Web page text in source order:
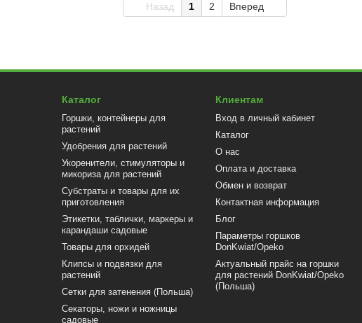
Назад 1 2 Вперед
Каталог
Горшки, контейнеры для
растений
Удобрения для растений
Укоренители, стимуляторы и
микориза для растений
Субстраты и товары для их
приготовления
Этикетки, таблички, маркеры и
карандаши садовые
Товары для орхидей
Клипсы и подвязки для
растений
Сетки для затенения (Польша)
Секаторы, ножи и ножницы
садовые
Клиентам
Вход в личный кабинет
Каталог
О нас
Оплата и доставка
Обмен и возврат
Контактная информация
Блог
Параметры горшков
DonKwiat/Opeko
Актуальный прайс на горшки
для растений DonKwiat/Opeko
(Польша)